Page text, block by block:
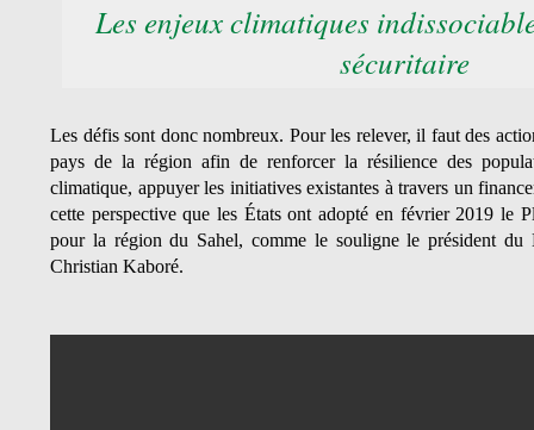
Les enjeux climatiques
sécuritaire
Les défis sont donc nombreux. Pour les relever, il faut des
pays de la région afin de renforcer la résilience des
climatique, appuyer les initiatives existantes à travers un
cette perspective que les États ont adopté en février 2019 le
pour la région du Sahel, comme le souligne le président du
Christian Kaboré.